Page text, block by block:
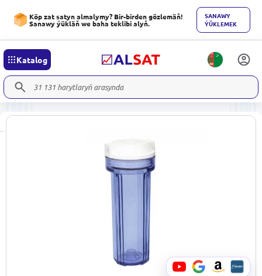
Köp zat satyn almalymy? Bir-birden gözlemäň!
Sanawy ýükläň we baha teklibi alyň.
SANAWY
ÝÜKLEMEK
Katalog